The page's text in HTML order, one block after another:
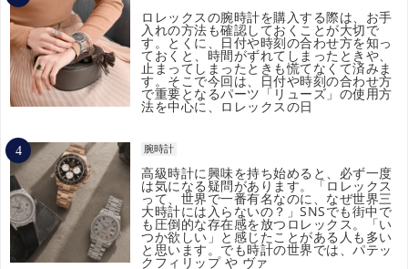
ロレックスの腕時計を購入する際は、お手
入れの方法も確認しておくことが大切で
す。とくに、日付や時刻の合わせ方を知っ
ておくと、時間がずれてしまったときや、
止まってしまったときも慌てなくて済みま
す。そこで今回は、日付や時刻の合わせ方
で重要となるパーツ「リューズ」の使用方
法を中心に、ロレックスの日
腕時計
高級時計に興味を持ち始めると、必ず一度
は気になる疑問があります。「ロレックス
って、世界で一番有名なのに、なぜ世界三
大時計には入らないの？」SNSでも街中で
も圧倒的な存在感を放つロレックス。「い
つか欲しい」と感じたことがある人も多い
と思います。でも時計の世界では、パテッ
クフィリップ や ヴァ